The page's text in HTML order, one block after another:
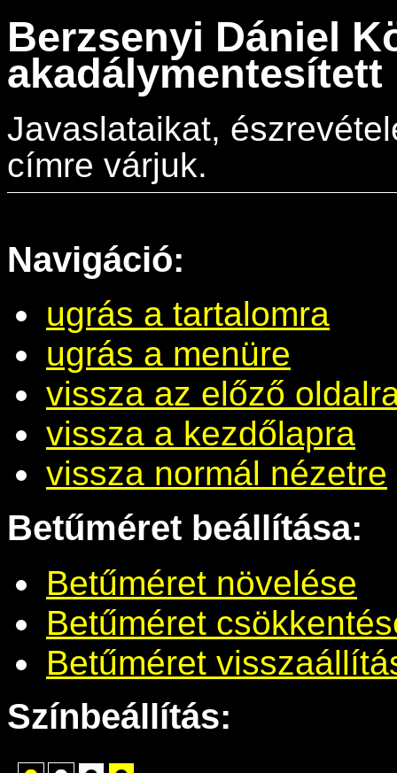
Berzsenyi Dániel
akadálymentesített
Javaslataikat,
címre várjuk.
Navigáció:
ugrás a tartalomra
ugrás a menüre
vissza az előző
vissza a kezdőlapra
vissza normál nézetre
Betűméret beállítása:
Betűméret növelése
Betűméret
Betűméret
Színbeállítás: